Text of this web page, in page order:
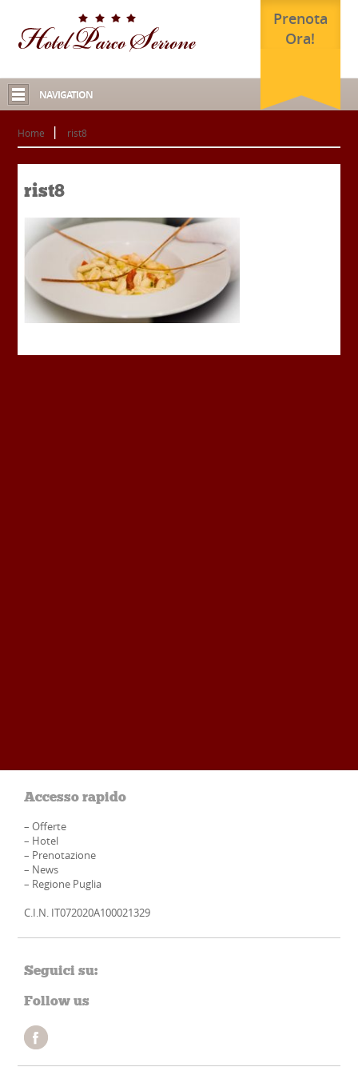
Prenota
Ora!
NAVIGATION
Home rist8
rist8
Accesso rapido
–Offerte
– Hotel
– Prenotazione
– News
– Regione Puglia
C.I.N. IT072020A100021329
Seguici su:
Follow us